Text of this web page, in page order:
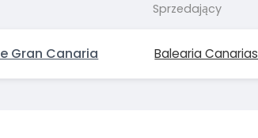
Sprzedający
Gran Canaria Balearia Canarias